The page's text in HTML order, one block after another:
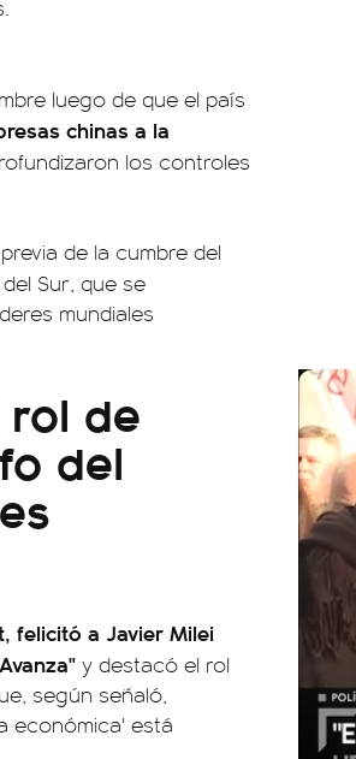
luego de que el país
chinas a la
los controles
de la cumbre del
Sur, que se
mundiales
de
del
felicitó a Javier Milei
y destacó el rol
según señaló,
económica' está